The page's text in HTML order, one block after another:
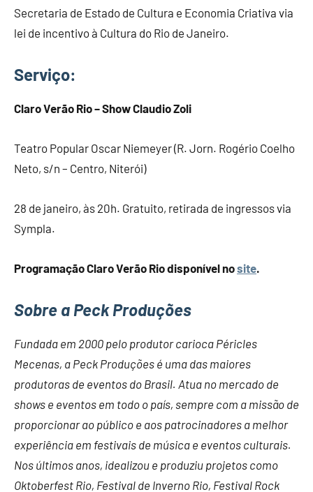
Secretaria de Estado de Cultura e Economia Criativa via
lei de incentivo à Cultura do Rio de Janeiro.
Serviço:
Claro Verão Rio – Show Claudio Zoli
Teatro Popular Oscar Niemeyer (R. Jorn. Rogério Coelho
Neto, s/n – Centro, Niterói)
28 de janeiro, às 20h. Gratuito, retirada de ingressos via
Sympla.
Programação Claro Verão Rio disponível nosite.
Sobre a Peck Produções
Fundada em 2000 pelo produtor carioca Péricles
Mecenas, a Peck Produções é uma das maiores
produtoras de eventos do Brasil. Atua no mercado de
shows e eventos em todo o país, sempre com a missão de
proporcionar ao público e aos patrocinadores a melhor
experiência em festivais de música e eventos culturais.
Nos últimos anos, idealizou e produziu projetos como
Oktoberfest Rio, Festival de Inverno Rio, Festival Rock